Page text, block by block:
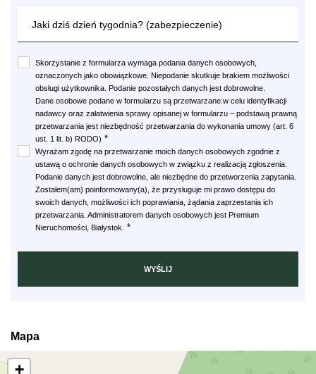
Skorzystanie z formularza wymaga podania danych osobowych,
oznaczonych jako obowiązkowe. Niepodanie skutkuje brakiem możliwości
obsługi użytkownika. Podanie pozostałych danych jest dobrowolne.
Dane osobowe podane w formularzu są przetwarzane:w celu identyfikacji
nadawcy oraz załatwienia sprawy opisanej w formularzu – podstawą prawną
przetwarzania jest niezbędność przetwarzania do wykonania umowy (art. 6
ust. 1 lit. b) RODO) *
Wyrażam zgodę na przetwarzanie moich danych osobowych zgodnie z
ustawą o ochronie danych osobowych w związku z realizacją zgłoszenia.
Podanie danych jest dobrowolne, ale niezbędne do przetworzenia zapytania.
Zostałem(am) poinformowany(a), że przysługuje mi prawo dostępu do
swoich danych, możliwości ich poprawiania, żądania zaprzestania ich
przetwarzania. Administratorem danych osobowych jest Premium
Nieruchomości, Białystok.
*
Mapa
+